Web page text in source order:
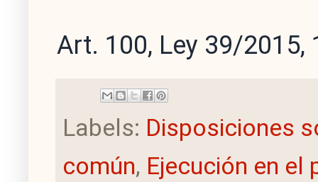
Art. 100, Ley 39/2015,
Labels: Disposiciones
común, Ejecución en el